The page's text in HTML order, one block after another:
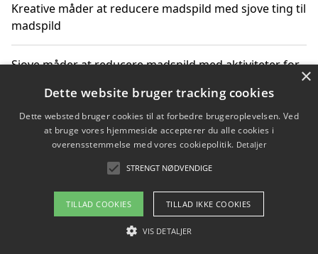
Kreative måder at reducere madspild med sjove ting til
madspild
Sjove måder at reducere madspild med aktiviteter for
Hvor finder jeg nemme måltidskasser i Vejle
Om / kontakt
Blog Betingelser
×
Dette website bruger tracking cookies
Dette websted bruger cookies til at forbedre brugeroplevelsen. Ved
at bruge vores hjemmeside accepterer du alle cookies i
overensstemmelse med vores cookiepolitik. Detaljer
STRENGT NØDVENDIGE
TILLAD COOKIES TILLAD IKKE COOKIES
VIS DETALJER